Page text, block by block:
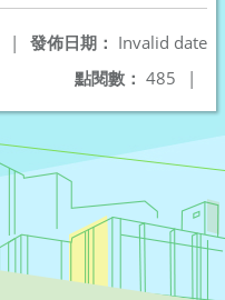
發佈日期： Invalid date
|
點閱數： 485 |